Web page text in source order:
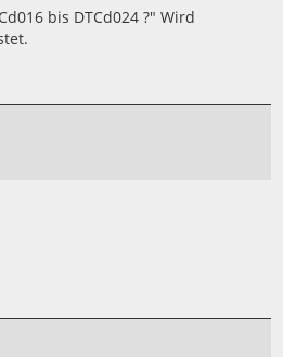
bis DTCd024 ?" Wird